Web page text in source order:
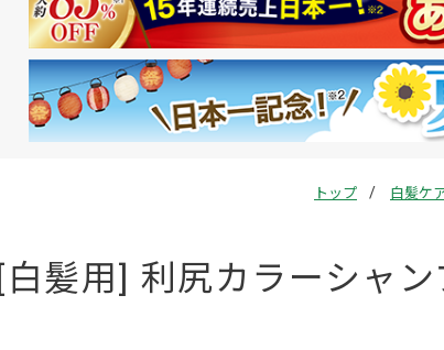
トップ 白髪ケ
[白髪用] 利尻カラーシャン